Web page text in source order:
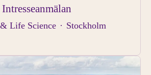
Intresseanmälan
Life Science · Stockholm